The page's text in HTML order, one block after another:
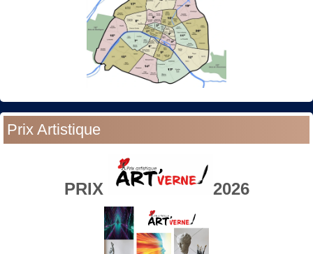
Prix Artistique
PRIX 2026